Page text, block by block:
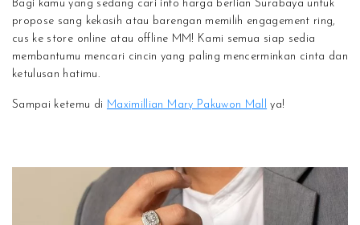
Bagi kamu yang sedang cari info harga berlian Surabaya untuk
propose sang kekasih atau barengan memilih engagement ring,
cus ke store online atau offline MM! Kami semua siap sedia
membantumu mencari cincin yang paling mencerminkan cinta dan
ketulusan hatimu.
Sampai ketemu di Maximillian Mary Pakuwon Mall ya!